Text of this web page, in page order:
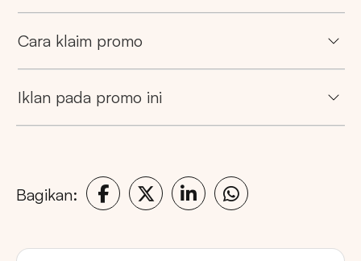
Cara klaim promo
Iklan pada promo ini
Bagikan: